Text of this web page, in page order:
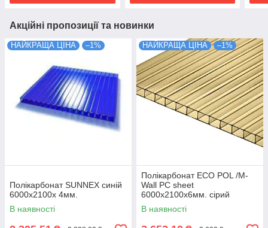
Акційні пропозиції та новинки
НАЙКРАЩА ЦІНА –1%
Полікарбонат SUNNEX синій
6000х2100х 4мм.
В наявності
НАЙКРАЩА ЦІНА –1%
Полікарбонат ECO POL /M-
Wall PC sheet
6000х2100х6мм. сірий
(бронза)
В наявності